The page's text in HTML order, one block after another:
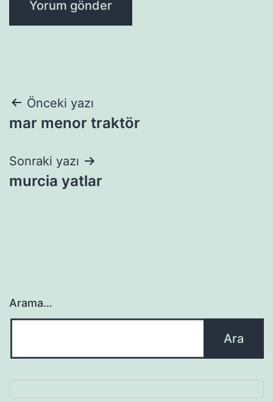
Yazı
gezinmesi
Önceki yazı
mar menor traktör
Sonraki yazı
murcia yatlar
Arama…